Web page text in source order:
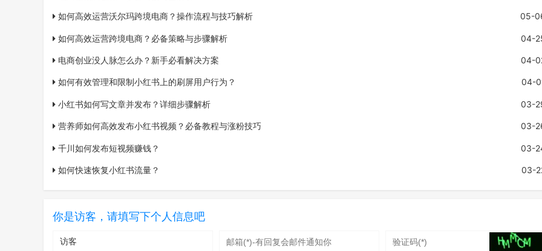
05-
如何高效运营沃尔玛跨境电商？操作流程与技巧解析
04-
如何高效运营跨境电商？必备策略与步骤解析
04-
电商创业没人脉怎么办？新手必看解决方案
04-
如何有效管理和限制小红书上的刷屏用户行为？
03-
小红书如何写文章并发布？详细步骤解析
03-
营养师如何高效发布小红书视频？必备教程与涨粉技巧
03-
千川如何发布短视频赚钱？
03-
如何快速恢复小红书流量？
你是访客，请填写下个人信息吧